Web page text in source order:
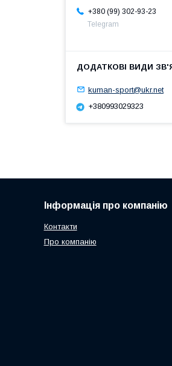
+380 (99) 302-93-23
Telegram
kuman-sport@ukr.net
+380993029323
Інформація про компанію
Контакти
Про компанію